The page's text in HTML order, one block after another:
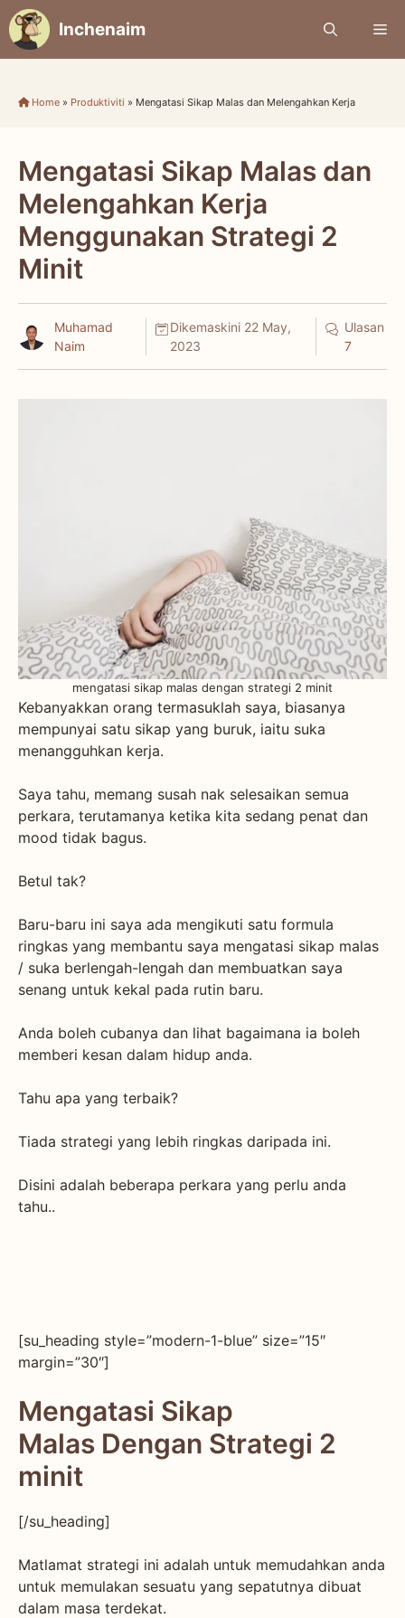
Skip
to
content
Inchenaim
Home » Produktiviti » Mengatasi Sikap Malas dan Melengahkan Kerja
Mengatasi Sikap Malas dan
Melengahkan Kerja
Menggunakan Strategi 2
Minit
Muhamad
Naim
Dikemaskini 22 May,
2023
Ulasan
7
mengatasi sikap malas dengan strategi 2 minit
Kebanyakkan orang termasuklah saya, biasanya
mempunyai satu sikap yang buruk, iaitu suka
menangguhkan kerja.
Saya tahu, memang susah nak selesaikan semua
perkara, terutamanya ketika kita sedang penat dan
mood tidak bagus.
Betul tak?
Baru-baru ini saya ada mengikuti satu formula
ringkas yang membantu saya mengatasi sikap malas
/ suka berlengah-lengah dan membuatkan saya
senang untuk kekal pada rutin baru.
Anda boleh cubanya dan lihat bagaimana ia boleh
memberi kesan dalam hidup anda.
Tahu apa yang terbaik?
Tiada strategi yang lebih ringkas daripada ini.
Disini adalah beberapa perkara yang perlu anda
tahu..
[su_heading style=”modern-1-blue” size=”15″
margin=”30″]
Mengatasi Sikap
Malas Dengan Strategi 2
minit
[/su_heading]
Matlamat strategi ini adalah untuk memudahkan anda
untuk memulakan sesuatu yang sepatutnya dibuat
dalam masa terdekat.